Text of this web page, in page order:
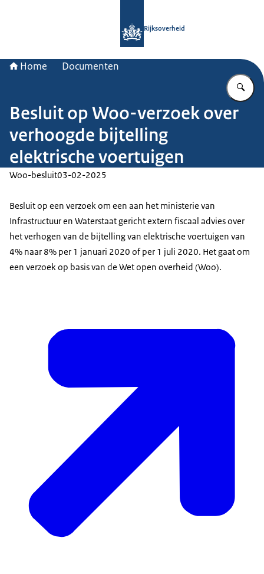
Rijksoverheid
Home Documenten
Besluit op Woo-verzoek over
verhoogde bijtelling
elektrische voertuigen
Woo-besluit03-02-2025
Besluit op een verzoek om een aan het ministerie van
Infrastructuur en Waterstaat gericht extern fiscaal advies over
het verhogen van de bijtelling van elektrische voertuigen van
4% naar 8% per 1 januari 2020 of per 1 juli 2020. Het gaat om
een verzoek op basis van de Wet open overheid (Woo).